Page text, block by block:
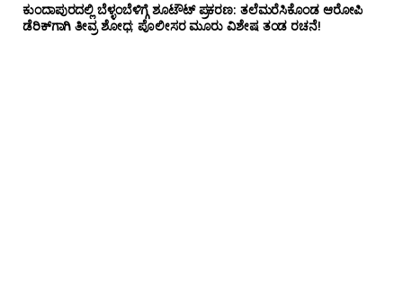
ಕುಂದಾಪುರದಲ್ಲಿ ಬೆಳ್ಳಂಬೆಳಿಗ್ಗೆ ಶೂಟೌಟ್ ಪ್ರಕರಣ: ತಲೆಮರೆಸಿಕೊಂಡ ಆರೋಪಿ
ಡೆರಿಕ್‌ಗಾಗಿ ತೀವ್ರ ಶೋಧ; ಪೊಲೀಸರ ಮೂರು ವಿಶೇಷ ತಂಡ ರಚನೆ!